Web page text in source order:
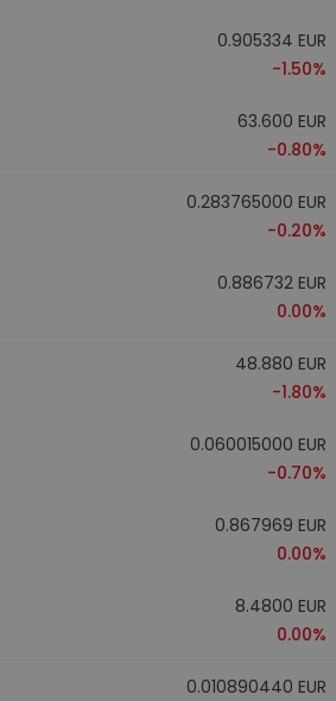
0.905334 EUR
-1.50%
63.600 EUR
-0.80%
0.283765000 EUR
-0.20%
0.886732 EUR
0.00%
48.880 EUR
-1.80%
0.060015000 EUR
-0.70%
0.867969 EUR
0.00%
8.4800 EUR
0.00%
0.010890440 EUR